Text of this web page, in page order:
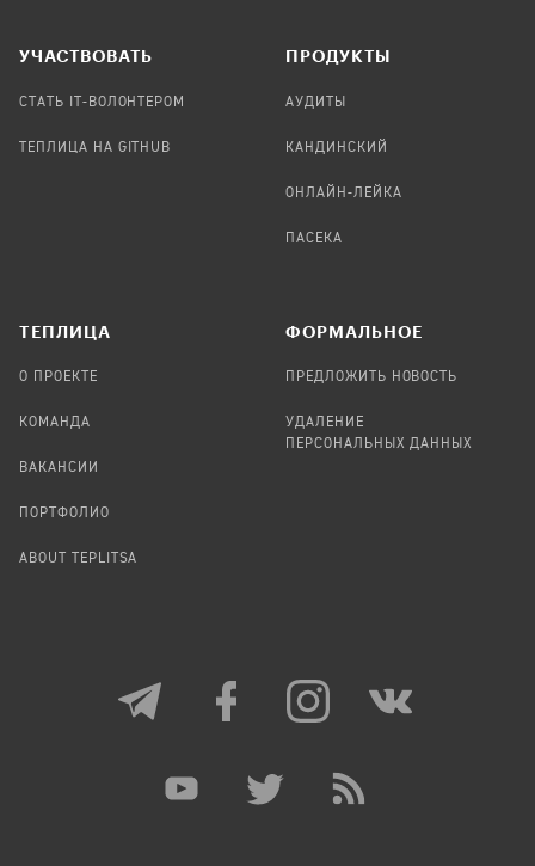
УЧАСТВОВАТЬ
СТАТЬ IT-ВОЛОНТЕРОМ
ТЕПЛИЦА НА GITHUB
ПРОДУКТЫ
АУДИТЫ
КАНДИНСКИЙ
ОНЛАЙН-ЛЕЙКА
ПАСЕКА
TЕПЛИЦА
О ПРОЕКТЕ
КОМАНДА
ВАКАНСИИ
ПОРТФОЛИО
ABOUT TEPLITSA
ФОРМАЛЬНОЕ
ПРЕДЛОЖИТЬ НОВОСТЬ
УДАЛЕНИЕ
ПЕРСОНАЛЬНЫХ ДАННЫХ